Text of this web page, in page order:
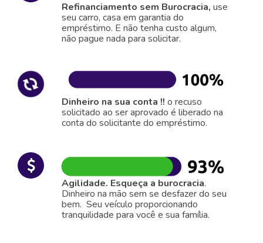
Refinanciamento sem Burocracia, use
seu carro, casa em garantia do
empréstimo. E não tenha custo algum,
não pague nada para solicitar.
Dinheiro na sua conta !! o recuso
solicitado ao ser aprovado é liberado na
conta do solicitante do empréstimo.
Agilidade. Esqueça a burocracia.
Dinheiro na mão sem se desfazer do seu
bem. Seu veículo proporcionando
tranquilidade para você e sua família.